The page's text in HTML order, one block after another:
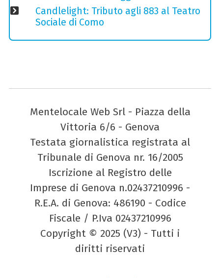
Candlelight: Tributo agli 883 al Teatro
Sociale di Como
Mentelocale Web Srl - Piazza della
Vittoria 6/6 - Genova
Testata giornalistica registrata al
Tribunale di Genova nr. 16/2005
Iscrizione al Registro delle
Imprese di Genova n.02437210996 -
R.E.A. di Genova: 486190 - Codice
Fiscale / P.Iva 02437210996
Copyright © 2025 (V3) - Tutti i
diritti riservati